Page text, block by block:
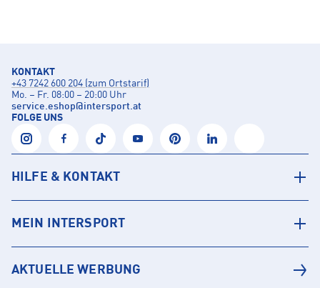
KONTAKT
+43 7242 600 204 (zum Ortstarif)
Mo. – Fr. 08:00 – 20:00 Uhr
service.eshop@intersport.at
FOLGE UNS
HILFE & KONTAKT
MEIN INTERSPORT
AKTUELLE WERBUNG